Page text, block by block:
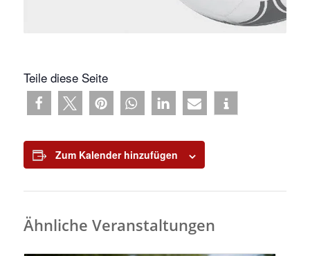
Teile diese Seite
Zum Kalender hinzufügen
Ähnliche Veranstaltungen